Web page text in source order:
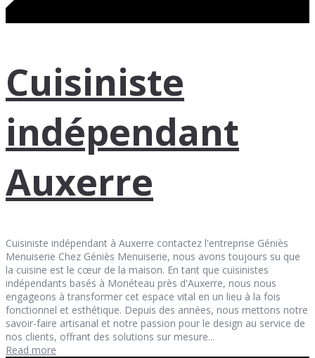
Cuisiniste
indépendant
Auxerre
Cuisiniste indépendant à Auxerre contactez l'entreprise Géniès
Menuiserie Chez Géniès Menuiserie, nous avons toujours su que
la cuisine est le cœur de la maison. En tant que cuisinistes
indépendants basés à Monéteau près d'Auxerre, nous nous
engageons à transformer cet espace vital en un lieu à la fois
fonctionnel et esthétique. Depuis des années, nous mettons notre
savoir-faire artisanal et notre passion pour le design au service de
nos clients, offrant des solutions sur mesure...
Read more